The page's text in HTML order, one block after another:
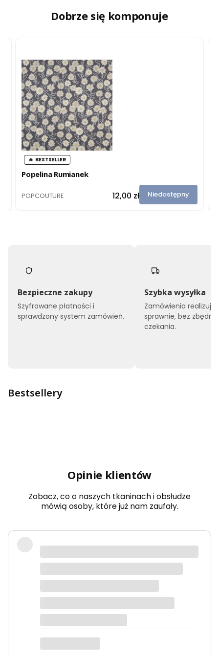
Dobrze się komponuje
BESTSELLER
Popelina Rumianek
PRODUCENT
POPCOUTURE Cena
12,00 zł Niedostępny
Bezpieczne zakupy
Szyfrowane płatności i
sprawdzony system zamówień.
Szybka wysyłka
Zamówienia
sprawnie, bez
czekania.
Bestsellery
Opinie klientów
Zobacz, co o naszych tkaninach i obsłudze
mówią osoby, które już nam zaufały.
Bardzo dobra jakość tkanin, kolory
dokładnie takie jak na zdjęciach.
Zamówienie przyszło szybko i było
Anna K.